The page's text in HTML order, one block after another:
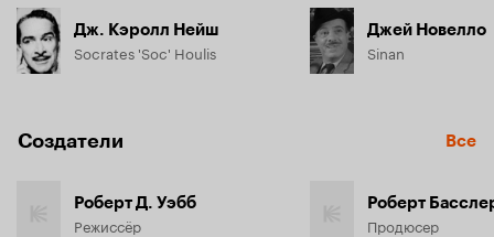
Дж. Кэролл Нейш
Socrates 'Soc' Houlis
Джей Новелло
Sinan
Создатели Все
Роберт Д. Уэбб
Режиссёр
Роберт
Продюсер